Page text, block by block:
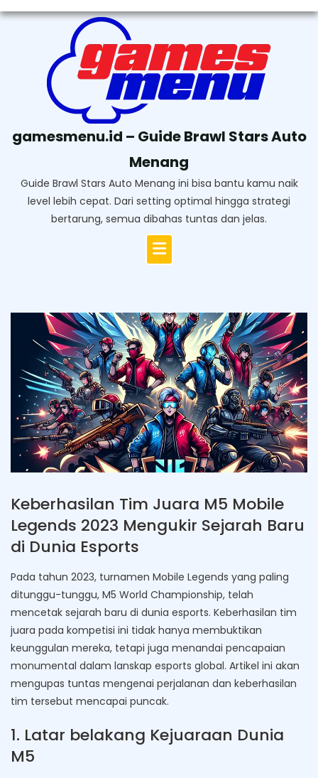
gamesmenu.id – Guide Brawl Stars Auto
Menang
Guide Brawl Stars Auto Menang ini bisa bantu kamu naik
level lebih cepat. Dari setting optimal hingga strategi
bertarung, semua dibahas tuntas dan jelas.
Keberhasilan Tim Juara M5 Mobile
Legends 2023 Mengukir Sejarah Baru
di Dunia Esports
Pada tahun 2023, turnamen Mobile Legends yang paling
ditunggu-tunggu, M5 World Championship, telah
mencetak sejarah baru di dunia esports. Keberhasilan tim
juara pada kompetisi ini tidak hanya membuktikan
keunggulan mereka, tetapi juga menandai pencapaian
monumental dalam lanskap esports global. Artikel ini akan
mengupas tuntas mengenai perjalanan dan keberhasilan
tim tersebut mencapai puncak.
1. Latar belakang Kejuaraan Dunia
M5